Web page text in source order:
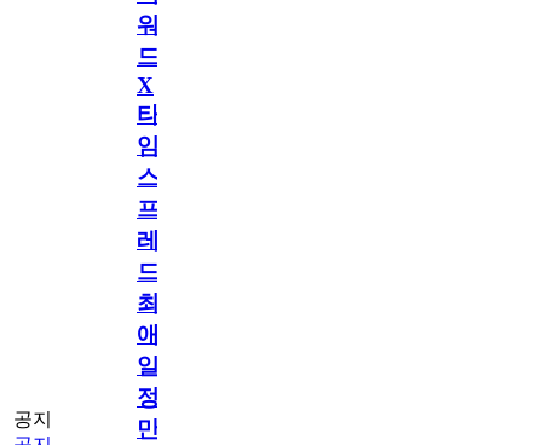
공지
워
드
X
타
임
스
프
레
드]
최
애
일
정
만